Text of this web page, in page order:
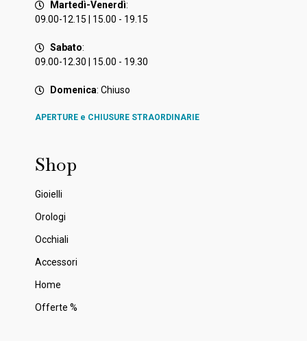
Martedì-Venerdì:
09.00-12.15 | 15.00 - 19.15
Sabato:
09.00-12.30 | 15.00 - 19.30
Domenica: Chiuso
APERTURE e CHIUSURE STRAORDINARIE
Shop
Gioielli
Orologi
Occhiali
Accessori
Home
Offerte %